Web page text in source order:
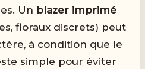
Un blazer imprimé
floraux discrets) peut
à condition que le
simple pour éviter